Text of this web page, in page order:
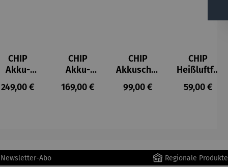
CHIP
Akku-
ger
Regulärer Preis:
249,00 €
CHIP
Akku-
Staubsau
ger DS02
Regulärer Preis:
169,00 €
CHIP
Akkuschra
uber
Regulärer Preis:
99,00 €
CHIP
Heißluftfri
tteuse
Regulärer
59,00 €
Abo Regionale Produkte